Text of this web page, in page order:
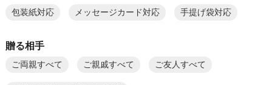
包装紙対応 メッセージカード対応 手提げ袋対応
贈る相手
ご両親すべて ご親戚すべて ご友人すべて